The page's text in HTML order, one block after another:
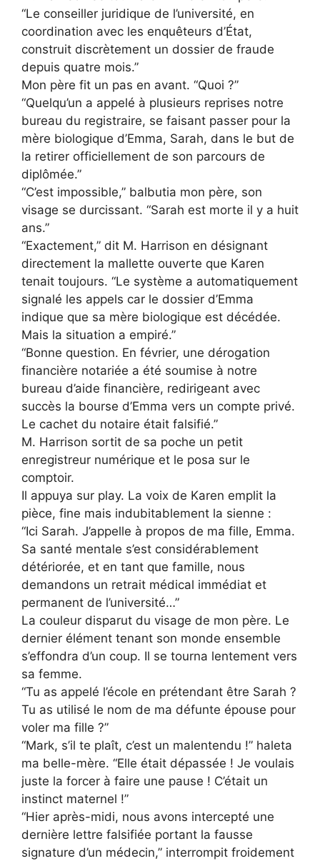
“Le conseiller juridique de l’université, en
coordination avec les enquêteurs d’État,
construit discrètement un dossier de fraude
depuis quatre mois.”
Mon père fit un pas en avant. “Quoi ?”
“Quelqu’un a appelé à plusieurs reprises notre
bureau du registraire, se faisant passer pour la
mère biologique d’Emma, Sarah, dans le but de
la retirer officiellement de son parcours de
diplômée.”
“C’est impossible,” balbutia mon père, son
visage se durcissant. “Sarah est morte il y a huit
ans.”
“Exactement,” dit M. Harrison en désignant
directement la mallette ouverte que Karen
tenait toujours. “Le système a automatiquement
signalé les appels car le dossier d’Emma
indique que sa mère biologique est décédée.
Mais la situation a empiré.”
“Bonne question. En février, une dérogation
financière notariée a été soumise à notre
bureau d’aide financière, redirigeant avec
succès la bourse d’Emma vers un compte privé.
Le cachet du notaire était falsifié.”
M. Harrison sortit de sa poche un petit
enregistreur numérique et le posa sur le
comptoir.
Il appuya sur play. La voix de Karen emplit la
pièce, fine mais indubitablement la sienne :
“Ici Sarah. J’appelle à propos de ma fille, Emma.
Sa santé mentale s’est considérablement
détériorée, et en tant que famille, nous
demandons un retrait médical immédiat et
permanent de l’université…”
La couleur disparut du visage de mon père. Le
dernier élément tenant son monde ensemble
s’effondra d’un coup. Il se tourna lentement vers
sa femme.
“Tu as appelé l’école en prétendant être Sarah ?
Tu as utilisé le nom de ma défunte épouse pour
voler ma fille ?”
“Mark, s’il te plaît, c’est un malentendu !” haleta
ma belle-mère. “Elle était dépassée ! Je voulais
juste la forcer à faire une pause ! C’était un
instinct maternel !”
“Hier après-midi, nous avons intercepté une
dernière lettre falsifiée portant la fausse
signature d’un médecin,” interrompit froidement